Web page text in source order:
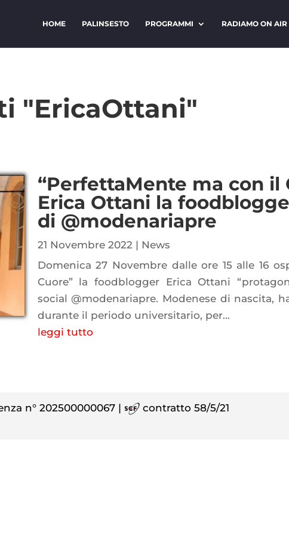
HOME PALINSESTO PROGRAMMI RADIAMO ON AIR
"EricaOttani"
“PerfettaMente ma con il
Erica Ottani la
di @modenariapre
21 Novembre 2022| News
Domenica 27 Novembre dalle ore 15 alle 16
Cuore” la foodblogger Erica Ottani
social @modenariapre. Modenese di nascita,
durante il periodo universitario, per...
leggi tutto
n° 202500000067 | contratto 58/5/21